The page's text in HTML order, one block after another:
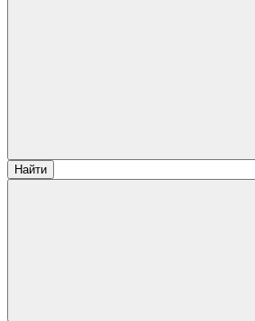
Найти